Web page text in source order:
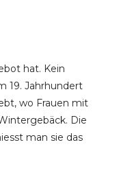
hat. Kein
19. Jahrhundert
wo Frauen mit
Die
man sie das